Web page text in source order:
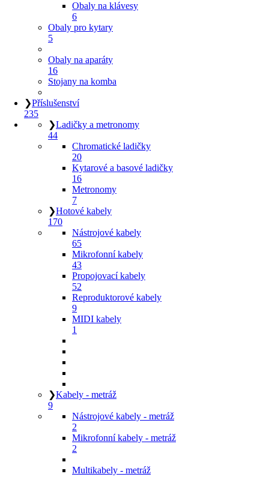
Obaly na klávesy
6
Obaly pro kytary
5
Obaly na aparáty
16
Stojany na komba
❯Příslušenství
235
❯Ladičky a metronomy
44
Chromatické ladičky
20
Kytarové a basové ladičky
16
Metronomy
7
❯Hotové kabely
170
Nástrojové kabely
65
Mikrofonní kabely
43
Propojovací kabely
52
Reproduktorové kabely
9
MIDI kabely
1
❯Kabely - metráž
9
Nástrojové kabely - metráž
2
Mikrofonní kabely - metráž
2
Multikabely - metráž